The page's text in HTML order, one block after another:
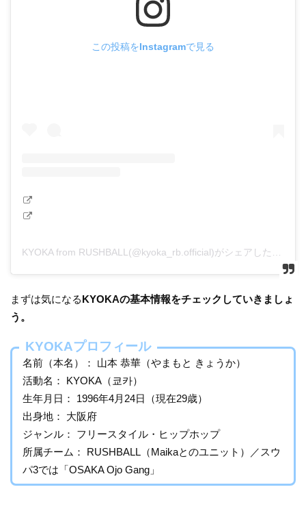
この投稿をInstagramで見る
まずは気になるKYOKAの基本情報をチェックしていきましょ
う。
KYOKAプロフィール
名前（本名）： 山本 恭華（やまもと きょうか）
活動名： KYOKA（쿄카）
生年月日： 1996年4月24日（現在29歳）
出身地： 大阪府
ジャンル： フリースタイル・ヒップホップ
所属チーム： RUSHBALL（Maikaとのユニット）／スウ
パ3では「OSAKA Ojo Gang」